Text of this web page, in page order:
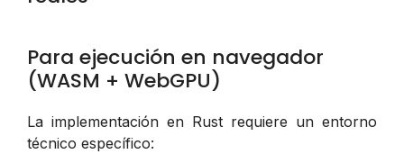
Para ejecución en navegador
(WASM + WebGPU)
La implementación en Rust requiere un entorno
técnico específico: